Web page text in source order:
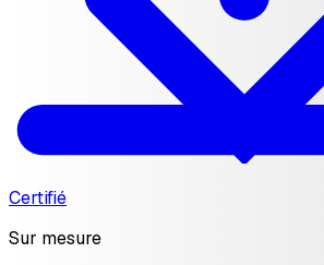
Certifié
Sur mesure